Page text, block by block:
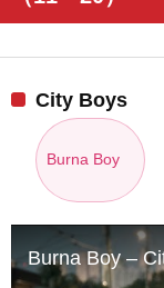
City Boys
Burna Boy
Burna Boy –